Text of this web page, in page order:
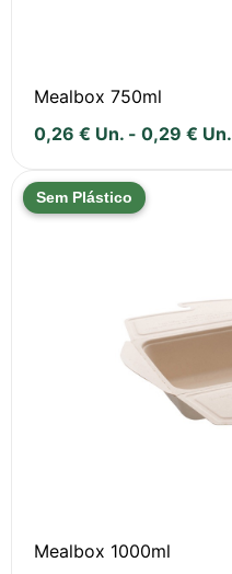
Mealbox 750ml
0,26 € Un. - 0,29 € Un.
Sem Plástico
Mealbox 1000ml